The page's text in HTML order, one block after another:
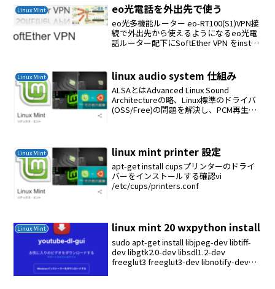
Linux Mint eo光電話を外出先で使う
eo光多機能ルーター eo-RT100(S1)VPN接
続で外出先から使えるようになるeo光電
話ルーター配下にSoftEther VPN をinstall
Linux Mint linux audio system 仕組み
ALSAとはAdvanced Linux Sound
Architectureの略、Linux標準のドライバ
(OSS/Free)の問題を解決し、PCM再生や
Linux Mint linux mint printer 設定
apt-get install cupsプリンターのドライ
バーをインストールする確認vi
/etc/cups/printers.conf
Linux Mint linux mint 20 wxpython install
sudo apt-get install libjpeg-dev libtiff-
dev libgtk2.0-dev libsdl1.2-dev
freeglut3 freeglut3-dev libnotify-dev